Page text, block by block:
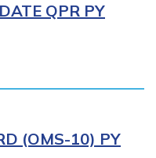
QPR PY
(OMS-10) PY